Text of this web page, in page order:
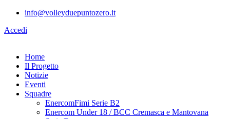
info@volleyduepuntozero.it
Accedi
Home
Il Progetto
Notizie
Eventi
Squadre
EnercomFimi Serie B2
Enercom Under 18 / BCC Cremasca e Mantovana